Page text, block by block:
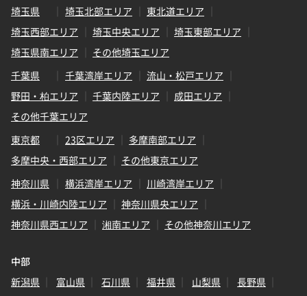
埼玉県
埼玉北部エリア
東北道エリア
埼玉西部エリア
埼玉中央エリア
埼玉東部エリア
埼玉県南エリア
その他埼玉エリア
千葉県
千葉湾岸エリア
流山・松戸エリア
野田・柏エリア
千葉内陸エリア
成田エリア
その他千葉エリア
東京都
23区エリア
多摩南部エリア
多摩中央・西部エリア
その他東京エリア
神奈川県
横浜湾岸エリア
川崎湾岸エリア
横浜・川崎内陸エリア
神奈川県央エリア
神奈川県西エリア
湘南エリア その他神奈川エリア
中部
新潟県
富山県 石川県 福井県 山梨県
長野県